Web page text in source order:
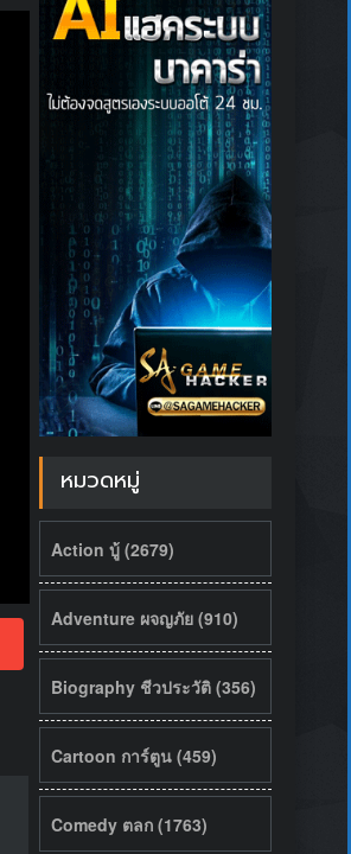
หมวดหมู่
Action บู้ (2679)
Adventure ผจญภัย (910)
Biography ชีวประวัติ (356)
Cartoon การ์ตูน (459)
Comedy ตลก (1763)